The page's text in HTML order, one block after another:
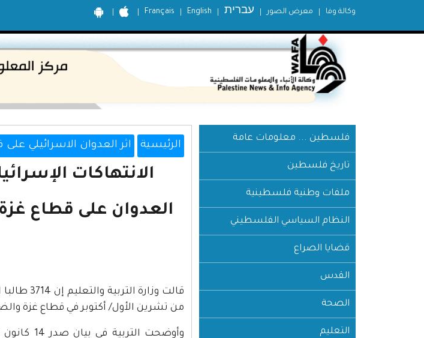
Français English עברית معرض الصور وكالة وفا
فلسطين ... معلومات عامة
تاريخ فلسطين
ملفات وطنية فلسطينية
النظام السياسي الفلسطيني
قضايا الصراع
القدس
الصحة
التعليم
الرئيسية اثر العدوان الاسرائيلي
الانتهاكات
من تشرين الأول/ أكتوبر في قطاع غزة